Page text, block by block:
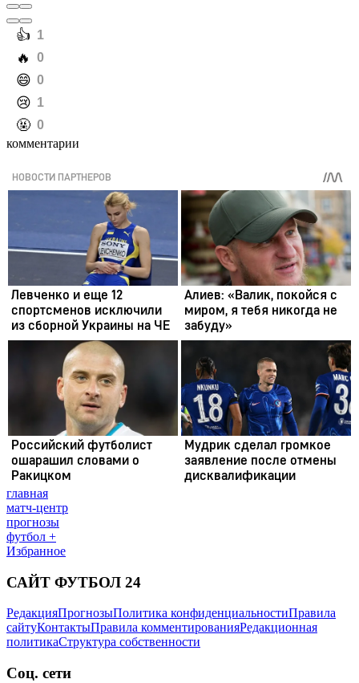
️👍 1
️🔥 0
️😄 0
️😢 1
️🤬 0
комментарии
главная
матч-центр
прогнозы
футбол +
Избранное
САЙТ ФУТБОЛ 24
РедакцияПрогнозыПолитика конфиденциальностиПравила
сайтуКонтактыПравила комментированияРедакционная
политикаСтруктура собственности
Соц. сети